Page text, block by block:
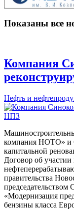
Показаны все
Компания
Нефть и
компания HOTO» и
капитальной
Договор об
правительства
председательством
«Модернизация
бензины класса